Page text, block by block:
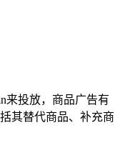
投放，商品广告有
其替代商品、补充商